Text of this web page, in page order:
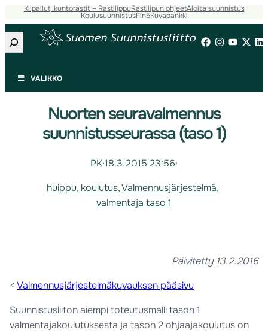
Kilpailut, kuntorastit – RastilippuRastilipun ohjeetAloita suunnistus
KoulusuunnistusFin5Kuvapankki
Etsi
VALIKKO
Nuorten seuravalmennus
suunnistusseurassa (taso 1)
PK·18.3.2015 23:56·
huippu, koulutus, Valmennusjärjestelmä
valmentaja taso 1
Päivitetty 13.2.2016
< Valmennusjärjestelmäkuvauksen pääsivu
Suunnistusliiton aiempi toteutusmalli tason 1
valmentajakoulutuksesta ja tason 2 ohjaajakoulutus on